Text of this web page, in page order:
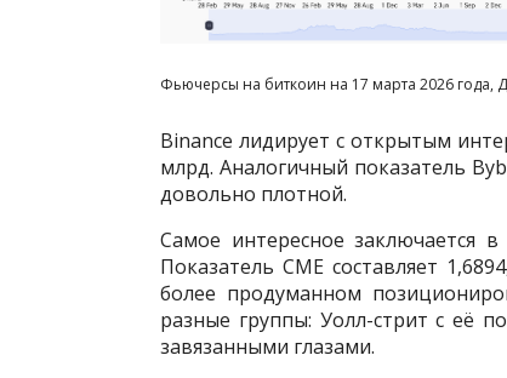
Фьючерсы на биткоин на 17 марта 2026 года,
Binance лидирует с открытым
млрд. Аналогичный показатель
довольно плотной.
Самое интересное заключается
Показатель CME составляет
более продуманном
разные группы: Уолл-стрит с её
завязанными глазами.